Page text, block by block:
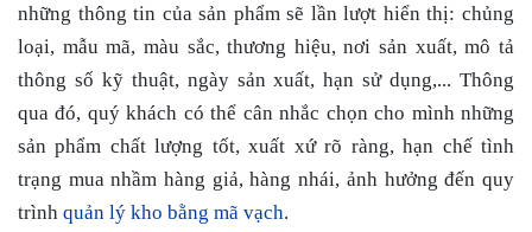
những thông tin của sản phẩm sẽ lần lượt hiển thị: chủng
loại, mẫu mã, màu sắc, thương hiệu, nơi sản xuất, mô tả
thông số kỹ thuật, ngày sản xuất, hạn sử dụng,... Thông
qua đó, quý khách có thể cân nhắc chọn cho mình những
sản phẩm chất lượng tốt, xuất xứ rõ ràng, hạn chế tình
trạng mua nhầm hàng giả, hàng nhái, ảnh hưởng đến quy
trình quản lý kho bằng mã vạch.